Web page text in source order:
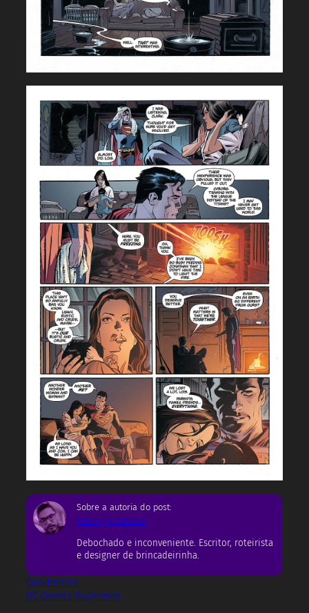
Sobre a autoria do post:
Rodrigo Castro
Debochado e inconveniente. Escritor, roteirista
e designer de brincadeirinha.
Quadrinhos
DC Comics Superman